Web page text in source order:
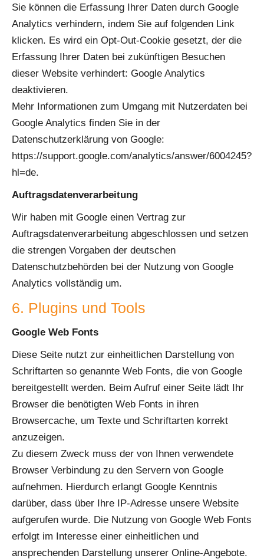
Sie können die Erfassung Ihrer Daten durch Google
Analytics verhindern, indem Sie auf folgenden Link
klicken. Es wird ein Opt-Out-Cookie gesetzt, der die
Erfassung Ihrer Daten bei zukünftigen Besuchen
dieser Website verhindert: Google Analytics
deaktivieren.
Mehr Informationen zum Umgang mit Nutzerdaten bei
Google Analytics finden Sie in der
Datenschutzerklärung von Google:
https://support.google.com/analytics/answer/6004245?
hl=de.
Auftragsdatenverarbeitung
Wir haben mit Google einen Vertrag zur
Auftragsdatenverarbeitung abgeschlossen und setzen
die strengen Vorgaben der deutschen
Datenschutzbehörden bei der Nutzung von Google
Analytics vollständig um.
6. Plugins und Tools
Google Web Fonts
Diese Seite nutzt zur einheitlichen Darstellung von
Schriftarten so genannte Web Fonts, die von Google
bereitgestellt werden. Beim Aufruf einer Seite lädt Ihr
Browser die benötigten Web Fonts in ihren
Browsercache, um Texte und Schriftarten korrekt
anzuzeigen.
Zu diesem Zweck muss der von Ihnen verwendete
Browser Verbindung zu den Servern von Google
aufnehmen. Hierdurch erlangt Google Kenntnis
darüber, dass über Ihre IP-Adresse unsere Website
aufgerufen wurde. Die Nutzung von Google Web Fonts
erfolgt im Interesse einer einheitlichen und
ansprechenden Darstellung unserer Online-Angebote.